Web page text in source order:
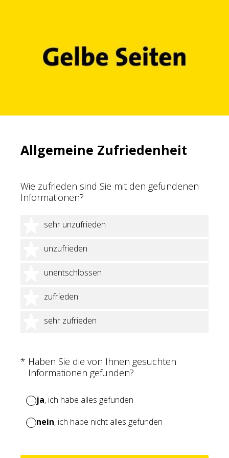
Allgemeine Zufriedenheit
Wie zufrieden sind Sie mit den gefundenen
Informationen?
sehr unzufrieden
1 Stern
unzufrieden
2 Sterne
unentschlossen
3 Sterne
zufrieden
4 Sterne
sehr zufrieden
5 Sterne
* Haben Sie die von Ihnen gesuchten
Informationen gefunden?
(Erforderlich.)
ja, ich habe alles gefunden
nein, ich habe nicht alles gefunden